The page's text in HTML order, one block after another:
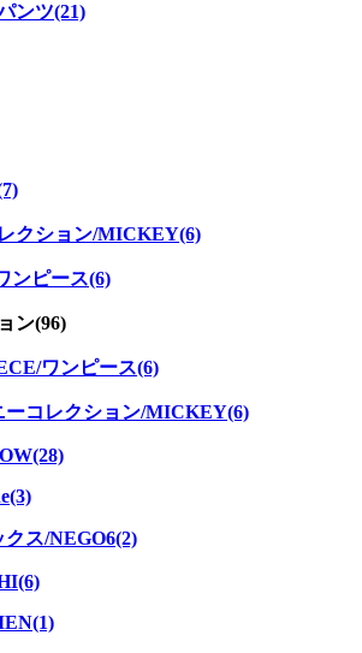
ンツ(21)
クション/MICKEY(6)
ンピース(6)
ン(96)
ワンピース(6)
ーコレクション/MICKEY(6)
ス/NEGO6(2)